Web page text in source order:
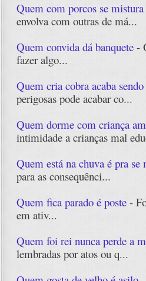
Quem com porcos se
envolva com outras de má...
Quem convida dá banquete -
fazer algo...
Quem cria cobra acaba
perigosas pode acabar co...
Quem dorme com criança
intimidade a crianças mal
Quem está na chuva é pra se
para as consequênci...
Quem fica parado é poste -
em ativ...
Quem foi rei nunca perde a
lembradas por atos ou q...